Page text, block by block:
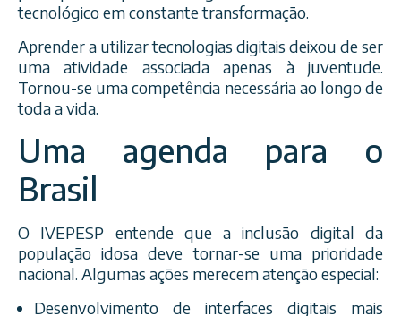
tecnológico em constante transformação.
Aprender a utilizar tecnologias digitais deixou de ser
uma atividade associada apenas à juventude.
Tornou-se uma competência necessária ao longo de
toda a vida.
Uma agenda para o
Brasil
O IVEPESP entende que a inclusão digital da
população idosa deve tornar-se uma prioridade
nacional. Algumas ações merecem atenção especial:
Desenvolvimento de interfaces digitais mais